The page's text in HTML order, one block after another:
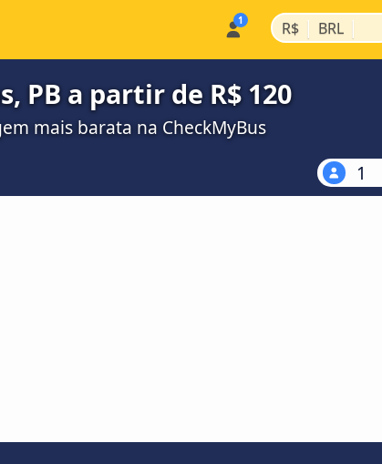
R$ | BRL |
PB a partir de R$ 120
mais barata na CheckMyBus
1